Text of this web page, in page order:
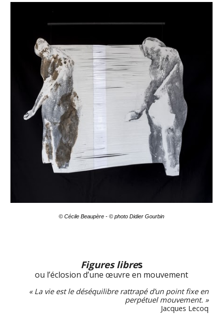
© Cécile Beaupère - © photo Didier Gourbin
Figures libres
ou l’éclosion d’une œuvre en mouvement
« La vie est le déséquilibre rattrapé d’un point fixe en
perpétuel mouvement. »
Jacques Lecoq